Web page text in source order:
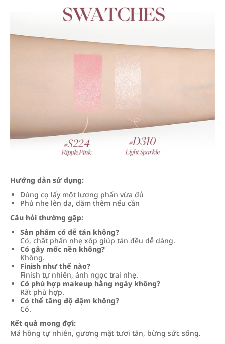
Hướng dẫn sử dụng:
Dùng cọ lấy một lượng phấn vừa đủ
Phủ nhẹ lên da, dặm thêm nếu cần
Câu hỏi thường gặp:
Sản phẩm có dễ tán không?
Có, chất phấn nhẹ xốp giúp tán đều dễ dàng.
Có gây mốc nền không?
Không.
Finish như thế nào?
Finish tự nhiên, ánh ngọc trai nhẹ.
Có phù hợp makeup hằng ngày không?
Rất phù hợp.
Có thể tăng độ đậm không?
Có.
Kết quả mong đợi:
Má hồng tự nhiên, gương mặt tươi tắn, bừng sức sống.